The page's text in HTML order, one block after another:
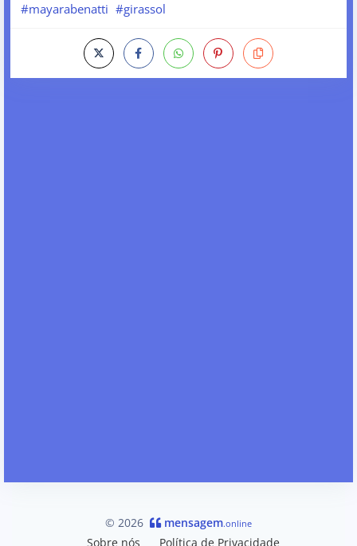
#mayarabenatti #girassol
© 2026 mensagem.online
Sobre nós Política de Privacidade